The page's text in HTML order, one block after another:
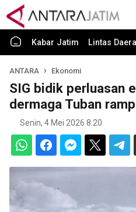
Kabar Jatim Lintas
ANTARA Ekonomi
SIG bidik perluasan
dermaga Tuban
Senin, 4 Mei 2026 8:20